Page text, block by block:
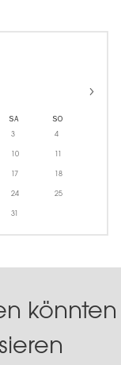
SA SO
3 4
10 11
17 18
24 25
31
könnten